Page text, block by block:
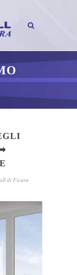
di Ficara